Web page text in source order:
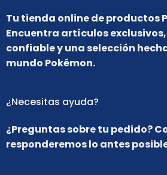
Tu tienda online de productos
Encuentra artículos
confiable y una selección
mundo Pokémon.
¿Necesitas ayuda?
¿Preguntas sobre tu pedido?
responderemos lo antes